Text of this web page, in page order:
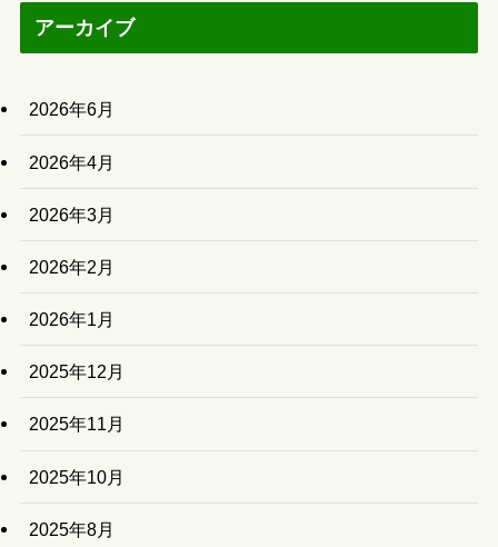
アーカイブ
2026年6月
2026年4月
2026年3月
2026年2月
2026年1月
2025年12月
2025年11月
2025年10月
2025年8月